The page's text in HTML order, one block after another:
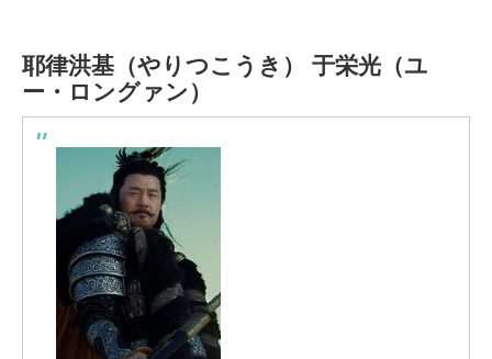
耶律洪基（やりつこうき）
于栄光（ユ
ー・ロングァン）